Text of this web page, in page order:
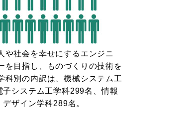
や社会を幸せにするエンジニ
を目指し、ものづくりの技術を
科別の内訳は、機械システム工
システム工学科299名、情報
ザイン学科289名。